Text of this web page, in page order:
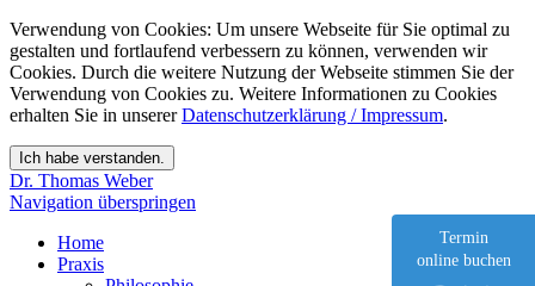
Verwendung von Cookies: Um unsere Webseite für Sie optimal zu
gestalten und fortlaufend verbessern zu können, verwenden wir
Cookies. Durch die weitere Nutzung der Webseite stimmen Sie der
Verwendung von Cookies zu. Weitere Informationen zu Cookies
erhalten Sie in unsererDatenschutzerklärung / Impressum.
Dr. Thomas Weber
Navigation überspringen
Home
Praxis
Termin
online buchen